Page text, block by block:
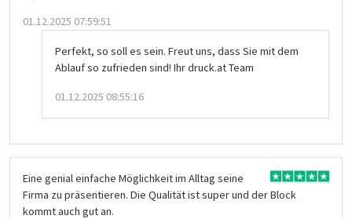
01.12.2025 07:59:51
Perfekt, so soll es sein. Freut uns, dass Sie mit dem
Ablauf so zufrieden sind! Ihr druck.at Team
01.12.2025 08:55:16
Eine genial einfache Möglichkeit im Alltag seine
Firma zu präsentieren. Die Qualität ist super und der Block
kommt auch gut an.